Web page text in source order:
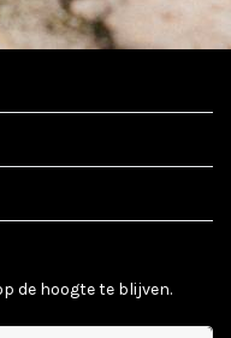
de hoogte te blijven.